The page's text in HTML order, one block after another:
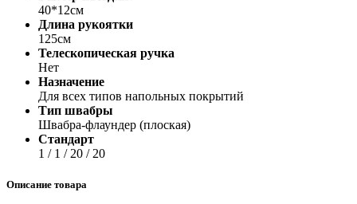
40*12см
Длина рукоятки
125см
Телескопическая ручка
Нет
Назначение
Для всех типов напольных покрытий
Тип швабры
Швабра-флаундер (плоская)
Стандарт
1 / 1 / 20 / 20
Описание товара